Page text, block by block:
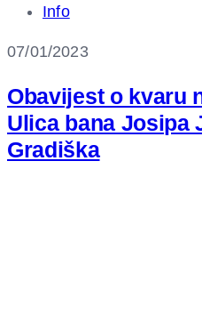
Info
07/01/2023
Obavijest o kvaru
Ulica bana Josipa
Gradiška